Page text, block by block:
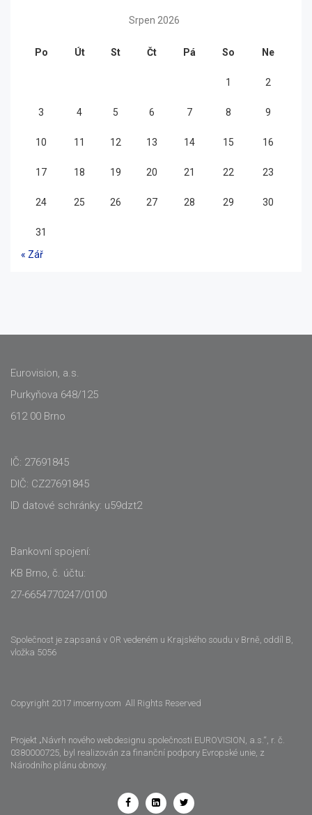
Srpen 2026
Po Út St Čt Pá So Ne
1 2
3 4 5 6 7 8 9
10 11 12 13 14 15 16
17 18 19 20 21 22 23
24 25 26 27 28 29 30
31
« Zář
Eurovision, a.s.
Purkyňova 648/125
612 00 Brno
IČ: 27691845
DIČ: CZ27691845
ID datové schránky: u59dzt2
Bankovní spojení:
KB Brno, č. účtu:
27-6654770247/0100
Společnost je zapsaná v OR vedeném u Krajského soudu v Brně, oddíl B,
vložka 5056
Copyright 2017 imcerny.com All Rights Reserved
Projekt „Návrh nového webdesignu společnosti EUROVISION, a.s.“, r. č.
0380000725, byl realizován za finanční podpory Evropské unie, z
Národního plánu obnovy.